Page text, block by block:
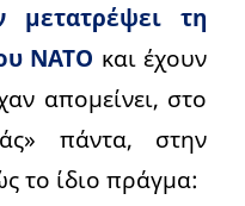
μετατρέψει τη
ΝΑΤΟ και έχουν
απομείνει, στο
πάντα, στην
το ίδιο πράγμα: